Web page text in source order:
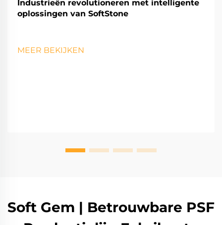
Industrieën revolutioneren met intelligente
oplossingen van SoftStone
MEER BEKIJKEN
Soft Gem | Betrouwbare PSF